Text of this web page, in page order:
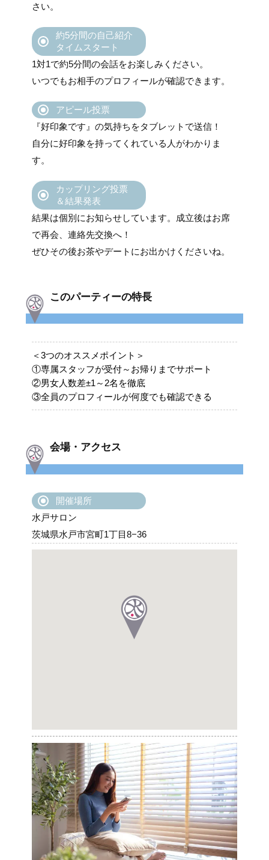
さい。
約5分間の自己紹介
タイムスタート
1対1で約5分間の会話をお楽しみください。
いつでもお相手のプロフィールが確認できます。
アピール投票
『好印象です』の気持ちをタブレットで送信！
自分に好印象を持ってくれている人がわかりま
す。
カップリング投票
＆結果発表
結果は個別にお知らせしています。成立後はお席
で再会、連絡先交換へ！
ぜひその後お茶やデートにお出かけくださいね。
このパーティーの特長
＜3つのオススメポイント＞
①専属スタッフが受付～お帰りまでサポート
②男女人数差±1～2名を徹底
③全員のプロフィールが何度でも確認できる
会場・アクセス
開催場所
水戸サロン
茨城県水戸市宮町1丁目8−36